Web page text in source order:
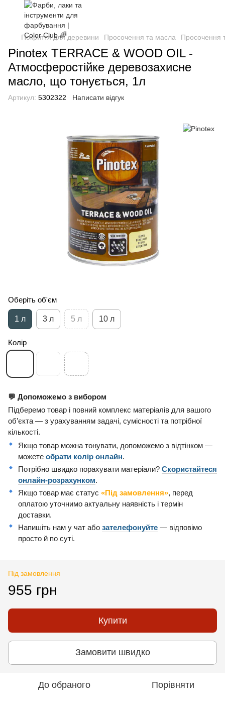
Покриття для деревини Просочення та масла Просочення
Pinotex TERRACE & WOOD OIL -
Атмосферостійке деревозахисне
масло, що тонується, 1л
Артикул: 5302322 Написати відгук
Оберіть об'єм
1 л 3 л 5 л 10 л
Колір
💬 Допоможемо з вибором
Підберемо товар і повний комплекс матеріалів для вашого
об’єкта — з урахуванням задачі, сумісності та потрібної
кількості.
Якщо товар можна тонувати, допоможемо з відтінком —
можете обрати колір онлайн.
Потрібно швидко порахувати матеріали? Скористайтеся
онлайн-розрахунком.
Якщо товар має статус «Під замовлення», перед
оплатою уточнимо актуальну наявність і термін
доставки.
Напишіть нам у чат або зателефонуйте — відповімо
просто й по суті.
Під замовлення
955 грн
Купити
Замовити швидко
До обраного Порівняти